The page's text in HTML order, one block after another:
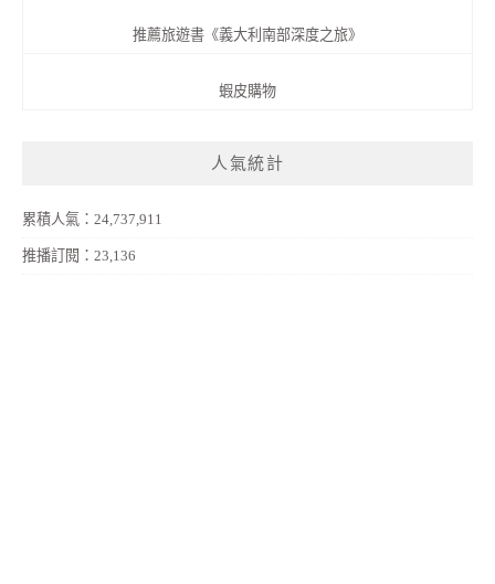
推薦旅遊書《義大利南部深度之旅》
蝦皮購物
人氣統計
累積人氣：24,737,911
推播訂閱：23,136